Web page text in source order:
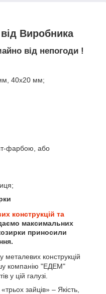
Виробника
від непогоди !
40х20 мм;
фарбою, або
конструкцій та
максимальних
приносили
металевих конструкцій
компанію "ЕДЕМ"
у цій галузі.
зайців» – Якість,